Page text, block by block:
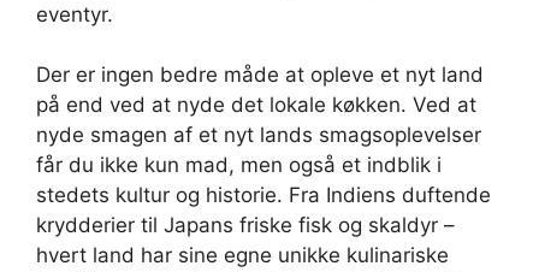
eventyr.
Der er ingen bedre måde at opleve et nyt land
på end ved at nyde det lokale køkken. Ved at
nyde smagen af et nyt lands smagsoplevelser
får du ikke kun mad, men også et indblik i
stedets kultur og historie. Fra Indiens duftende
krydderier til Japans friske fisk og skaldyr –
hvert land har sine egne unikke kulinariske